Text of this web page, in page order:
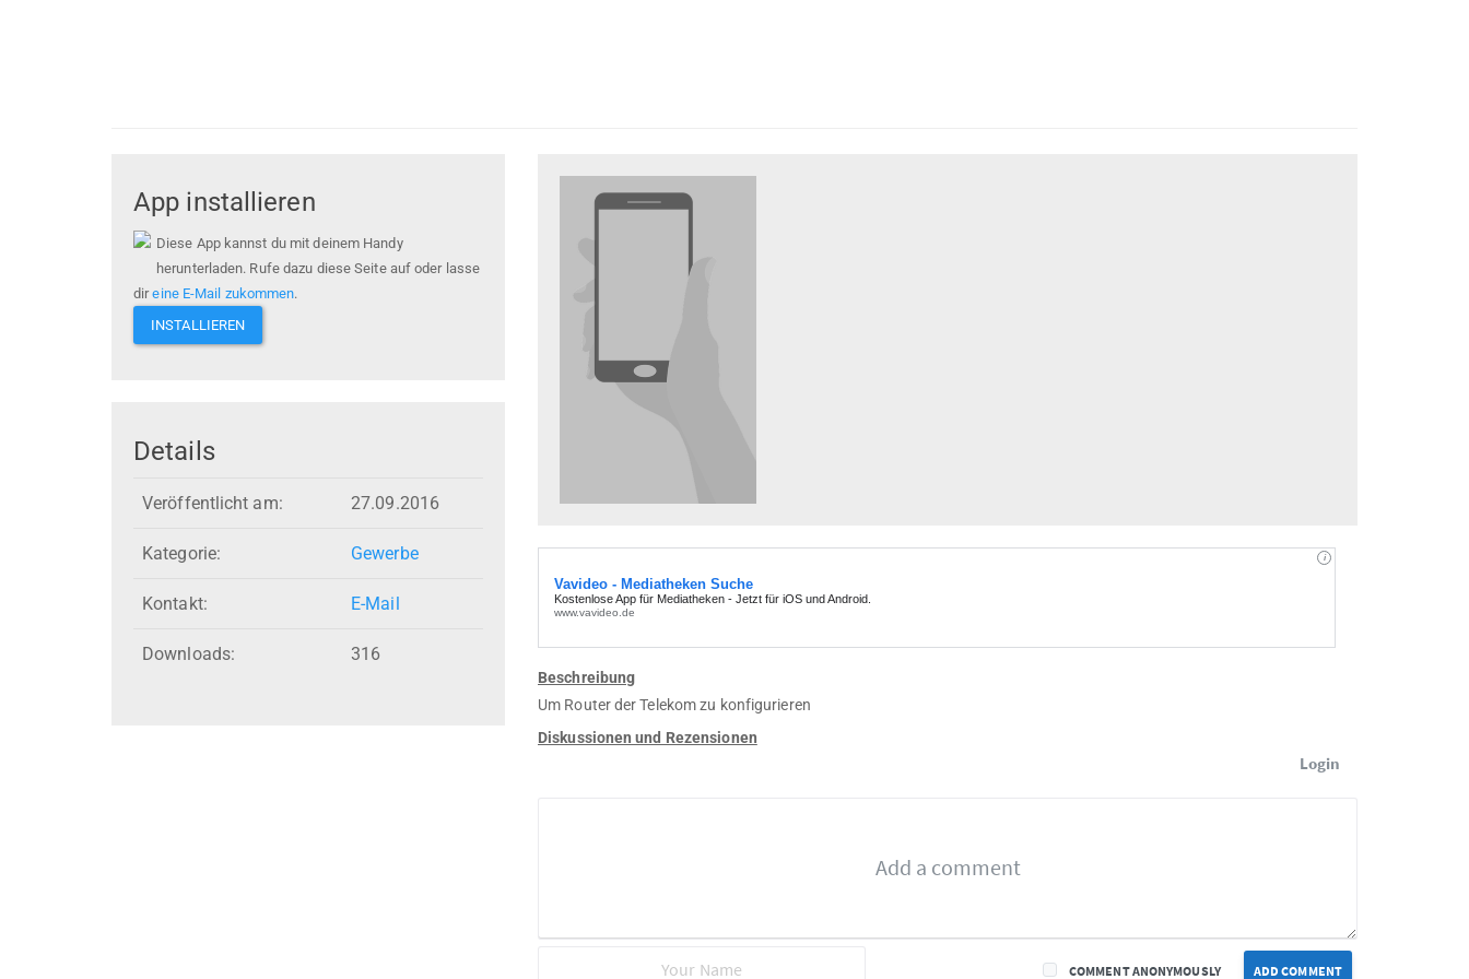
App installieren
Diese App kannst du mit deinem Handy
herunterladen. Rufe dazu diese Seite auf oder lasse
direine E-Mail zukommen.
INSTALLIEREN
Details
Veröffentlicht am: 27.09.2016
Kategorie: Gewerbe
Kontakt: E-Mail
Downloads: 316
Beschreibung
Um Router der Telekom zu konfigurieren
Diskussionen und Rezensionen
Login
ADD COMMENT
COMMENT ANONYMOUSLY